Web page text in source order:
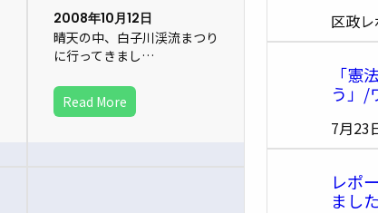
2008年10月12日
晴天の中、白子川渓流まつり
に行ってきまし…
Read More
区政
「憲
う」/
7月23
レポ
ました